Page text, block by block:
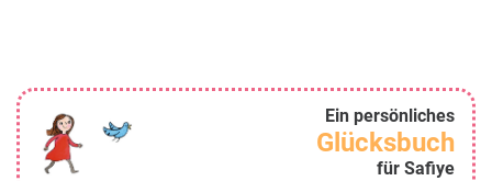
Ein persönliches
Glücksbuch
für Safiye